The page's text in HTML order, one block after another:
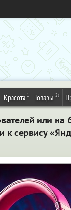
Красота 1 Товары 26
или на
к сервису